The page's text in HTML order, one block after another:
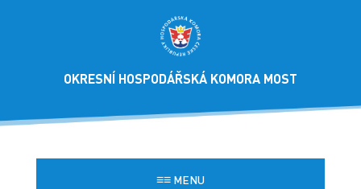
OKRESNÍ HOSPODÁŘSKÁ KOMORA MOST
≡≡MENU